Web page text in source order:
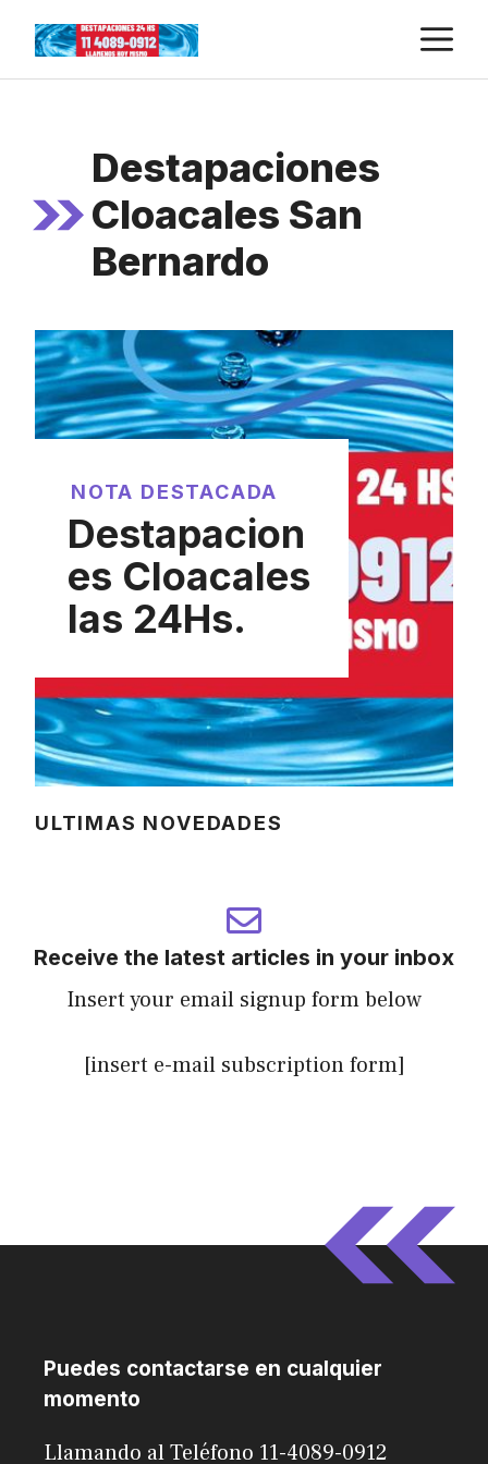
content
Destapaciones
Cloacales San
Bernardo
NOTA DESTACADA
Destapacion
es Cloacales
las 24Hs.
ULTIMAS NOVEDADES
Receive the latest articles in your inbox
Insert your email signup form below
[insert e-mail subscription form]
Puedes contactarse en cualquier
momento
Llamando al Teléfono 11-4089-0912